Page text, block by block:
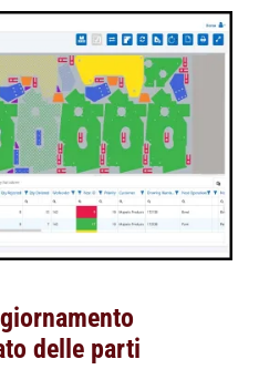
delle parti